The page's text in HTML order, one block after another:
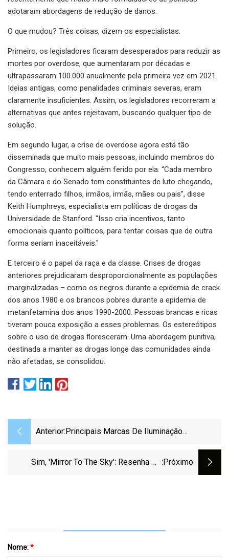
adotaram abordagens de redução de danos.
O que mudou? Três coisas, dizem os especialistas.
Primeiro, os legisladores ficaram desesperados para reduzir as
mortes por overdose, que aumentaram por décadas e
ultrapassaram 100.000 anualmente pela primeira vez em 2021.
Ideias antigas, como penalidades criminais severas, eram
claramente insuficientes. Assim, os legisladores recorreram a
alternativas que antes rejeitavam, buscando qualquer tipo de
solução.
Em segundo lugar, a crise de overdose agora está tão
disseminada que muito mais pessoas, incluindo membros do
Congresso, conhecem alguém ferido por ela. “Cada membro
da Câmara e do Senado tem constituintes de luto chegando,
tendo enterrado filhos, irmãos, irmãs, mães ou pais”, disse
Keith Humphreys, especialista em políticas de drogas da
Universidade de Stanford. "Isso cria incentivos, tanto
emocionais quanto políticos, para tentar coisas que de outra
forma seriam inaceitáveis."
E terceiro é o papel da raça e da classe. Crises de drogas
anteriores prejudicaram desproporcionalmente as populações
marginalizadas – como os negros durante a epidemia de crack
dos anos 1980 e os brancos pobres durante a epidemia de
metanfetamina dos anos 1990-2000. Pessoas brancas e ricas
tiveram pouca exposição a esses problemas. Os estereótipos
sobre o uso de drogas floresceram. Uma abordagem punitiva,
destinada a manter as drogas longe das comunidades ainda
não afetadas, se consolidou.
Anterior: Principais Marcas De Iluminação
Melhor
Sim, 'Mirror To The Sky': Resenha Do :próximo
Nome:*